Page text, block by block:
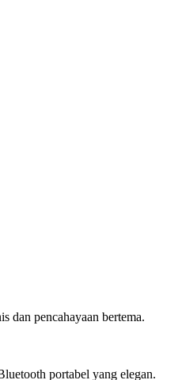
dan pencahayaan bertema.
portabel yang elegan.